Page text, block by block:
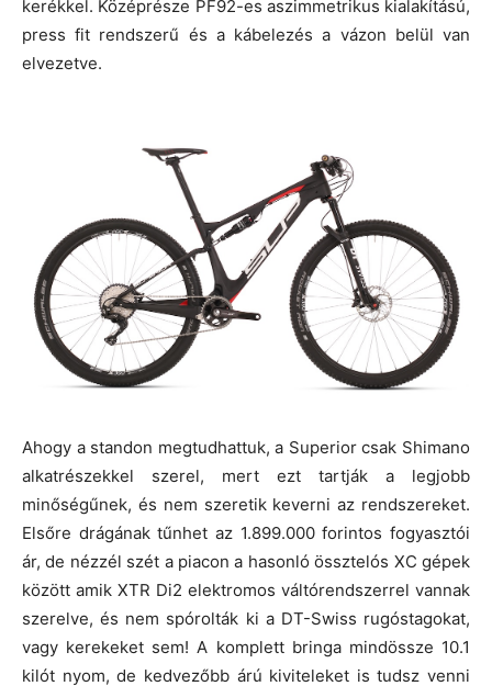
kerékkel. Középrésze PF92-es aszimmetrikus kialakítású,
press fit rendszerű és a kábelezés a vázon belül van
elvezetve.
Ahogy a standon megtudhattuk, a Superior csak Shimano
alkatrészekkel szerel, mert ezt tartják a legjobb
minőségűnek, és nem szeretik keverni az rendszereket.
Elsőre drágának tűnhet az 1.899.000 forintos fogyasztói
ár, de nézzél szét a piacon a hasonló össztelós XC gépek
között amik XTR Di2 elektromos váltórendszerrel vannak
szerelve, és nem spórolták ki a DT-Swiss rugóstagokat,
vagy kerekeket sem! A komplett bringa mindössze 10.1
kilót nyom, de kedvezőbb árú kiviteleket is tudsz venni